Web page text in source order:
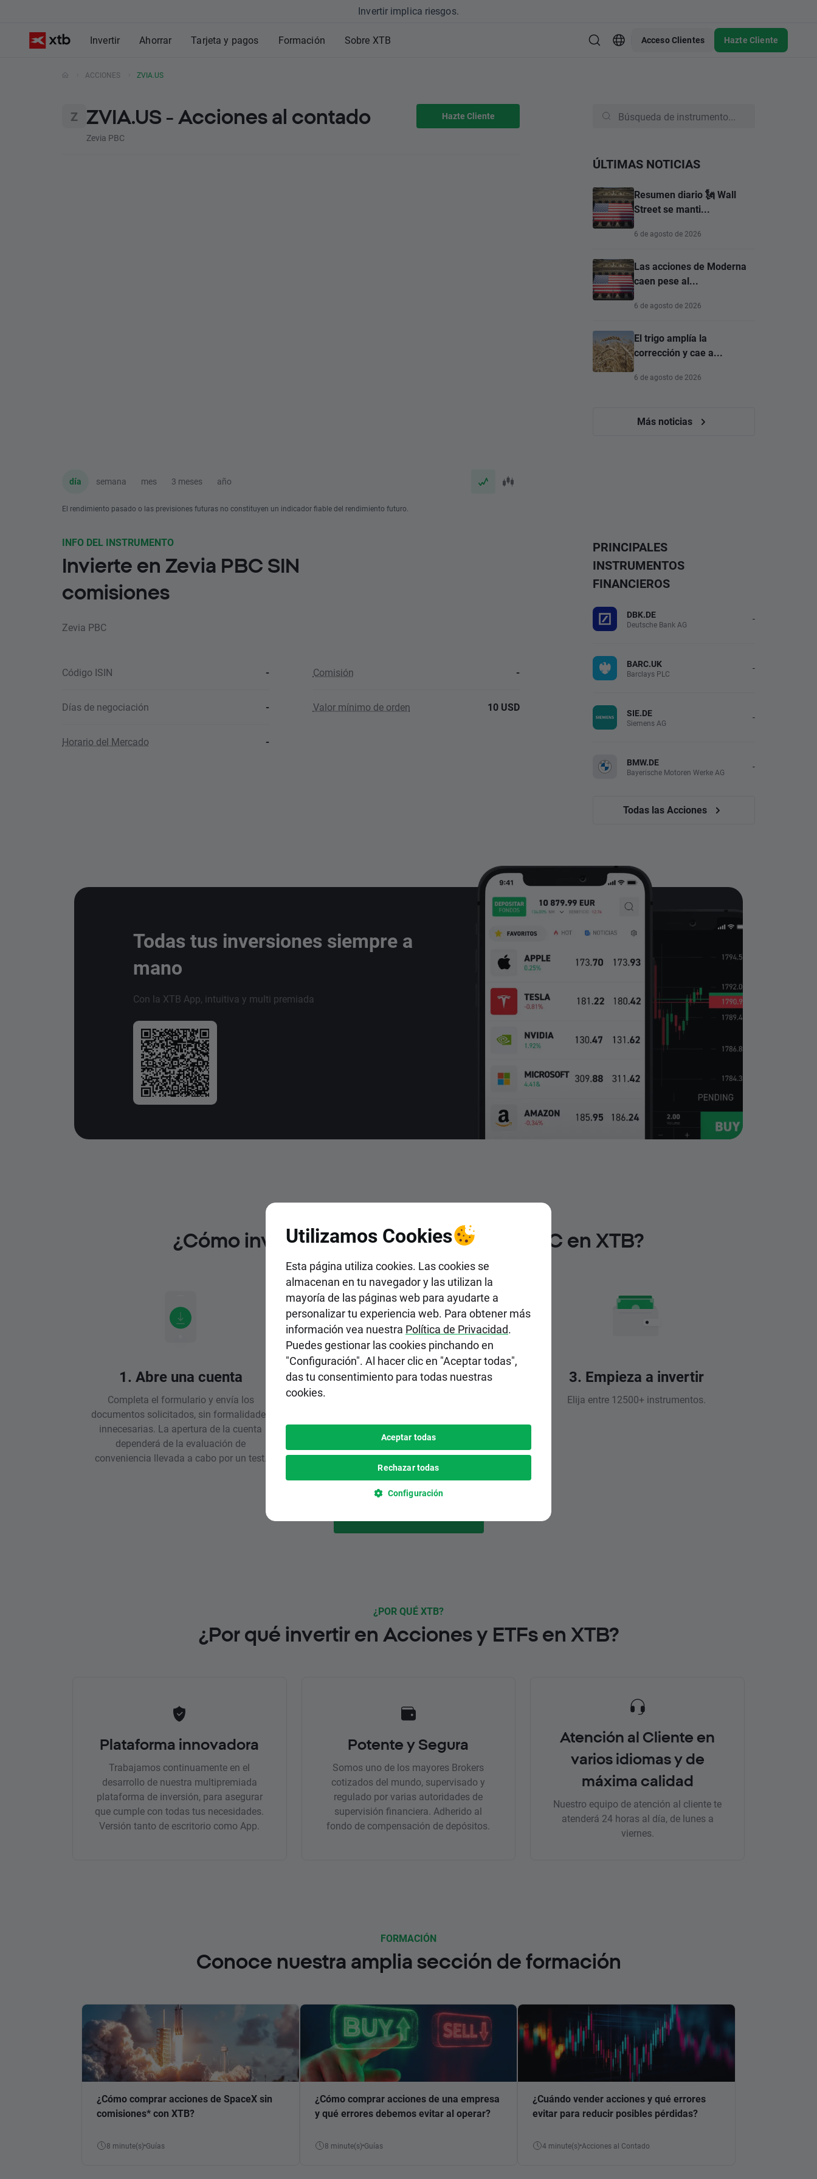
Invertir implica riesgos.
Invertir Ahorrar Tarjeta y pagos Formación Sobre XTB Acceso Clientes Hazte Cliente
ACCIONES ZVIA.US
ZVIA.US - Acciones al contado
Zevia PBC
Hazte Cliente
día semana mes 3 meses año
El rendimiento pasado o las previsiones futuras no constituyen un indicador fiable del rendimiento futuro.
ÚLTIMAS NOTICIAS
Resumen diario 🗽 Wall
Street se manti...
6 de agosto de 2026
Las acciones de Moderna
caen pese al...
6 de agosto de 2026
El trigo amplía la
corrección y cae a...
6 de agosto de 2026
Más noticias
INFO DEL INSTRUMENTO
Invierte en Zevia PBC SIN
comisiones
Zevia PBC
Código ISIN - Comisión -
Días de negociación - Valor mínimo de orden 10 USD
Horario del Mercado -
PRINCIPALES
INSTRUMENTOS
FINANCIEROS
DBK.DE
Deutsche Bank AG -
BARC.UK
Barclays PLC -
SIE.DE
Siemens AG -
BMW.DE
Bayerische Motoren Werke AG -
Todas las Acciones
Todas tus inversiones siempre a
mano
Con la XTB App, intuitiva y multi premiada
¿Cómo invertir en Acciones de Zevia PBC en XTB?
1. Abre una cuenta
Completa el formulario y envía los
documentos solicitados, sin formalidades
innecesarias. La apertura de la cuenta
dependerá de la evaluación de
conveniencia llevada a cabo por un test.
2. Realiza un depósito
inlcuyendo pagos instantáneos y
gratuitos.
3. Empieza a invertir
Elija entre 12500+ instrumentos.
¿POR QUÉ XTB?
¿Por qué invertir en Acciones y ETFs en XTB?
Plataforma innovadora
Trabajamos continuamente en el
desarrollo de nuestra multipremiada
plataforma de inversión, para asegurar
que cumple con todas tus necesidades.
Versión tanto de escritorio como App.
Potente y Segura
Somos uno de los mayores Brokers
cotizados del mundo, supervisado y
regulado por varias autoridades de
supervisión financiera. Adherido al
fondo de compensación de depósitos.
Atención al Cliente en
varios idiomas y de
máxima calidad
Nuestro equipo de atención al cliente te
atenderá 24 horas al día, de lunes a
viernes.
FORMACIÓN
Conoce nuestra amplia sección de formación
¿Cómo comprar acciones de SpaceX sin
comisiones* con XTB?
8 minute(s) Guías
¿Cómo comprar acciones de una empresa
y qué errores debemos evitar al operar?
8 minute(s) Guías
¿Cuándo vender acciones y qué errores
evitar para reducir posibles pérdidas?
4 minute(s) Acciones al Contado
Utilizamos Cookies
Esta página utiliza cookies. Las cookies se
almacenan en tu navegador y las utilizan la
mayoría de las páginas web para ayudarte a
personalizar tu experiencia web. Para obtener más
información vea nuestra Política de Privacidad.
Puedes gestionar las cookies pinchando en
"Configuración". Al hacer clic en "Aceptar todas",
das tu consentimiento para todas nuestras
cookies.
Aceptar todas
Rechazar todas
Configuración